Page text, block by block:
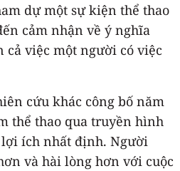
dự một sự kiện thể thao
cảm nhận về ý nghĩa
cả việc một người có việc
cứu khác công bố năm
thể thao qua truyền hình
ích nhất định. Người
và hài lòng hơn với cuộc